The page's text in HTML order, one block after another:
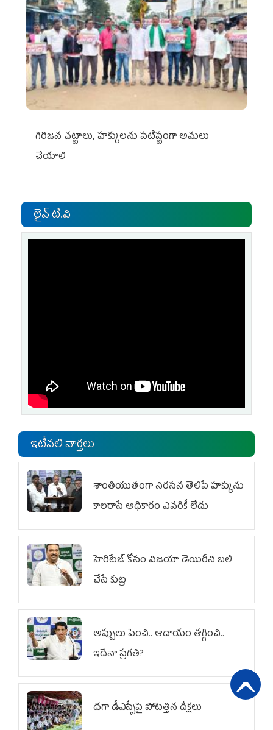
గిరిజన చట్టాలు, హక్కులను పటిష్టంగా అమలు
చేయాలి
లైవ్ టి.వి
ఇటీవలి వార్తలు
శాంతియుతంగా నిరసన తెలిపే హక్కును
కాలరాసే అధికారం ఎవరికీ లేదు
హెరిటేజ్ కోసం విజయా డెయిరీని బలి
చేసే కుట్ర‌
అప్పులు పెంచి.. ఆదాయం తగ్గించి..
ఇదేనా ప్రగతి?
దగా డీఎస్సీపై పోటెత్తిన దీక్షలు